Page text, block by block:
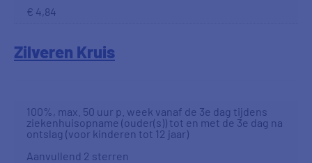
€ 4,84
Zilveren Kruis
100%, max. 50 uur p. week vanaf de 3e dag tijdens
ziekenhuisopname (ouder(s)) tot en met de 3e dag na
ontslag (voor kinderen tot 12 jaar)
Aanvullend 2 sterren